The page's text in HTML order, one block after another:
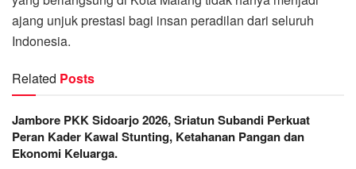
ajang unjuk prestasi bagi insan peradilan dari seluruh
Indonesia.
Related Posts
Jambore PKK Sidoarjo 2026, Sriatun Subandi Perkuat
Peran Kader Kawal Stunting, Ketahanan Pangan dan
Ekonomi Keluarga.